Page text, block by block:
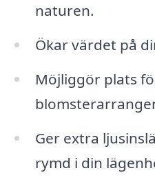
naturen.
Ökar värdet på
Möjliggör plats
Ger extra
rymd i din